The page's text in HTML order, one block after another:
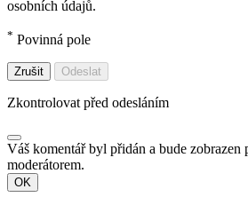
osobních údajů.
* Povinná pole
Zrušit Odeslat
Zkontrolovat před odesláním
Váš komentář byl přidán a bude zobrazen
moderátorem.
OK